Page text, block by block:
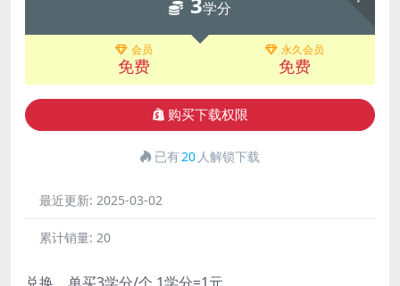
学分
会员
免费
永久会员
免费
购买下载权限
已有20 人解锁下载
最近更新: 2025-03-02
累计销量: 20